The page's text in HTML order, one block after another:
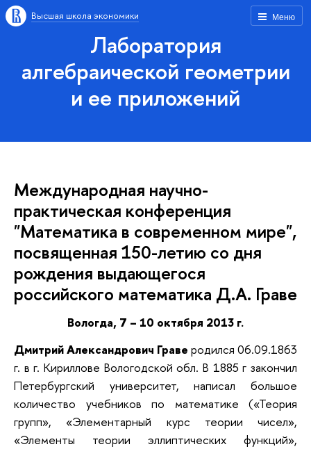
Меню
Высшая школа экономики
Лаборатория
алгебраической геометрии
и ее приложений
Международная научно-
практическая конференция
"Математика в современном мире",
посвященная 150-летию со дня
рождения выдающегося
российского математика Д.А. Граве
Вологда, 7 – 10 октября 2013 г.
Дмитрий Александрович Граве родился 06.09.1863
г. в г. Кириллове Вологодской обл. В 1885 г закончил
Петербургский университет, написал большое
количество учебников по математике («Теория
групп», «Элементарный курс теории чисел»,
«Элементы теории эллиптических функций»,